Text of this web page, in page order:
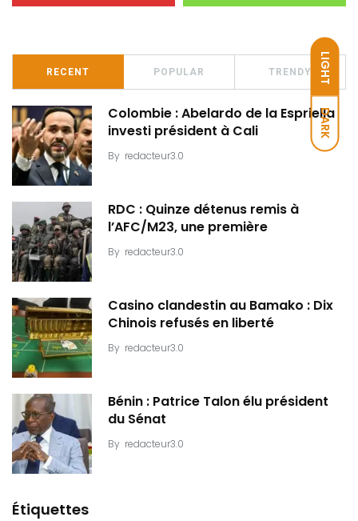
LIGHT
DARK
RECENT POPULAR TRENDY
Colombie : Abelardo de la Espriella
investi président à Cali
By redacteur3.0
RDC : Quinze détenus remis à
l’AFC/M23, une première
By redacteur3.0
Casino clandestin au Bamako : Dix
Chinois refusés en liberté
By redacteur3.0
Bénin : Patrice Talon élu président
du Sénat
By redacteur3.0
Étiquettes